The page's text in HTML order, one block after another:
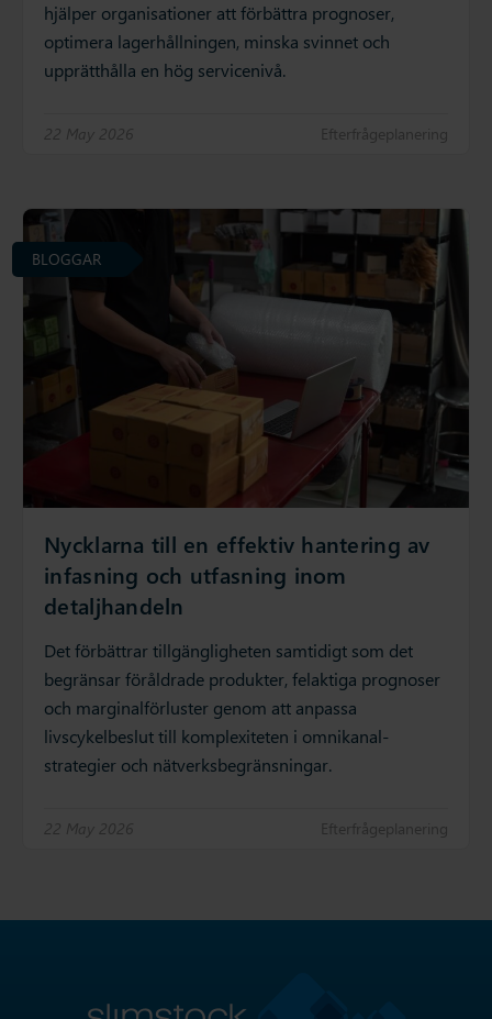
hjälper organisationer att förbättra prognoser,
optimera lagerhållningen, minska svinnet och
upprätthålla en hög servicenivå.
22 May 2026 Efterfrågeplanering
Nycklarna till en effektiv hantering av
infasning och utfasning inom
detaljhandeln
Det förbättrar tillgängligheten samtidigt som det
begränsar föråldrade produkter, felaktiga prognoser
och marginalförluster genom att anpassa
livscykelbeslut till komplexiteten i omnikanal-
strategier och nätverksbegränsningar.
22 May 2026 Efterfrågeplanering
BLOGGAR